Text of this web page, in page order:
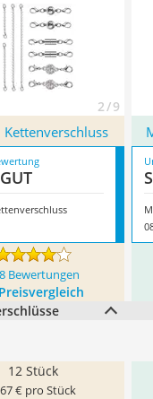
* mit seinen
2 / 9
Kettenverschluss
Bewertungen
Preis­vergleich
12 Stück
€ pro Stück